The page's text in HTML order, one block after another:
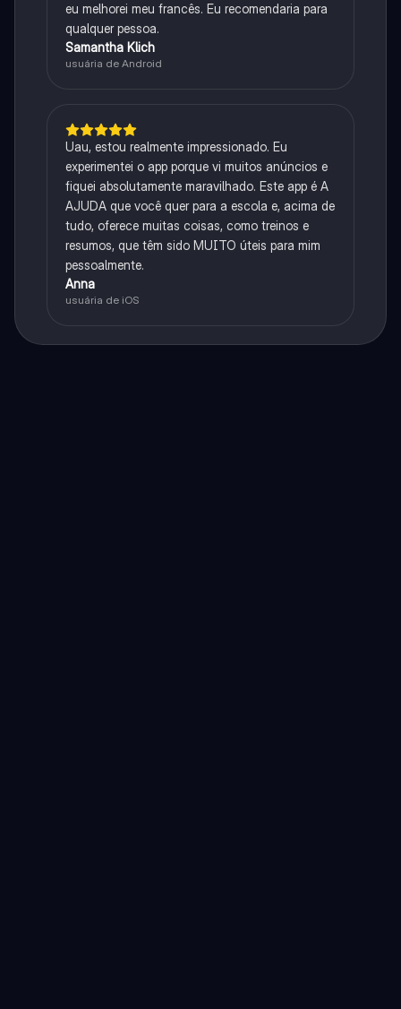
eu melhorei meu francês. Eu recomendaria para
qualquer pessoa.
Samantha Klich
usuária de Android
Uau, estou realmente impressionado. Eu
experimentei o app porque vi muitos anúncios e
fiquei absolutamente maravilhado. Este app é A
AJUDA que você quer para a escola e, acima de
tudo, oferece muitas coisas, como treinos e
resumos, que têm sido MUITO úteis para mim
pessoalmente.
Anna
usuária de iOS